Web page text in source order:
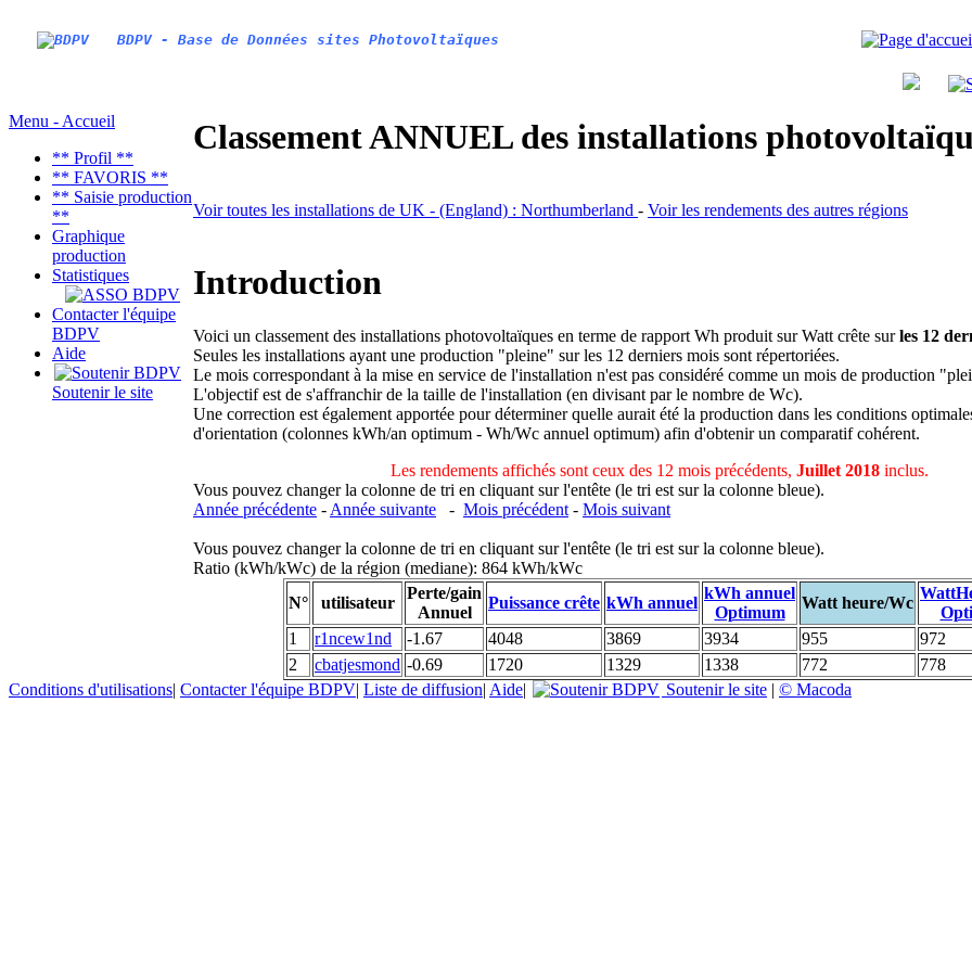
BDPV - Base de Données sites Photovoltaïques
Menu - Accueil
** Profil **
** FAVORIS **
** Saisie production
**
Graphique
production
Statistiques
Contacter l'équipe
BDPV
Aide
Soutenir le site
Classement ANNUEL des installations
Voir toutes les installations de UK - (England) : Northumberland - Voir les rendements des autres régions
Introduction
Voici un classement des installations photovoltaïques en terme de rapport Wh produit sur Watt crête surles 12
Seules les installations ayant une production "pleine" sur les 12 derniers mois sont répertoriées.
Le mois correspondant à la mise en service de l'installation n'est pas considéré comme un mois de production
L'objectif est de s'affranchir de la taille de l'installation (en divisant par le nombre de Wc).
Une correction est également apportée pour déterminer quelle aurait été la production dans les conditions
d'orientation (colonnes kWh/an optimum - Wh/Wc annuel optimum) afin d'obtenir un comparatif cohérent.
Les rendements affichés sont ceux des 12 mois précédents, Juillet 2018 inclus.
Vous pouvez changer la colonne de tri en cliquant sur l'entête (le tri est sur la colonne bleue).
Année précédente - Année suivante - Mois précédent - Mois suivant
Vous pouvez changer la colonne de tri en cliquant sur l'entête (le tri est sur la colonne bleue).
Ratio (kWh/kWc) de la région (mediane): 864 kWh/kWc
N°
utilisateur
Perte/gain
Annuel
Puissance crête kWh annuel
kWh annuel
Optimum
Watt heure/Wc
1
r1ncew1nd -1.67 4048 3869 3934 955
972
2
cbatjesmond -0.69 1720 1329 1338 772
778
Conditions d'utilisations| Contacter l'équipe BDPV| Liste de diffusion| Aide| Soutenir le site | © Macoda